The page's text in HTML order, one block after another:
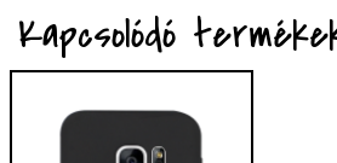
Kapcsolódó